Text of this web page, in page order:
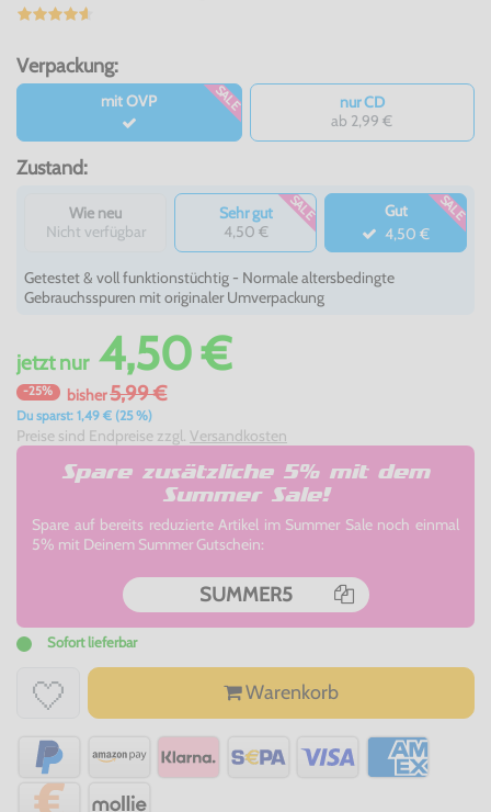
Verpackung:
mit OVP SALE
nur CD
ab 2,99 €
Zustand:
Wie neu
Nicht verfügbar
Sehr gut
4,50 €
SALE
Gut
4,50 €
SALE
Getestet & voll funktionstüchtig - Normale altersbedingte
Gebrauchsspuren mit originaler Umverpackung
jetztnur4,50 €
-25% bisher5,99 €
Du sparst: 1,49 € (25 %)
Preise sind Endpreise zzgl. Versandkosten
Spare zusätzliche 5% mit dem
Summer Sale!
Spare auf bereits reduzierte Artikel im Summer Sale noch einmal
5% mit Deinem Summer Gutschein:
SUMMER5
Sofort lieferbar
Warenkorb